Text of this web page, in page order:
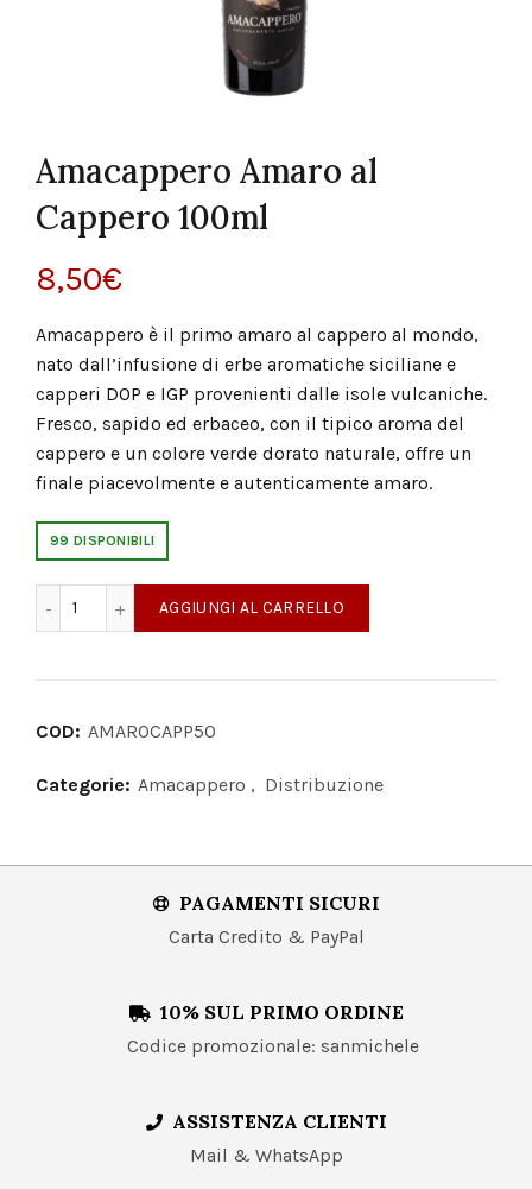
Amacappero Amaro al
Cappero 100ml
8,50€
Amacappero è il primo amaro al cappero al mondo,
nato dall’infusione di erbe aromatiche siciliane e
capperi DOP e IGP provenienti dalle isole vulcaniche.
Fresco, sapido ed erbaceo, con il tipico aroma del
cappero e un colore verde dorato naturale, offre un
finale piacevolmente e autenticamente amaro.
99 DISPONIBILI
AGGIUNGI AL CARRELLO
COD: AMAROCAPP50
Categorie: Amacappero , Distribuzione
PAGAMENTI SICURI
Carta Credito & PayPal
10% SUL PRIMO ORDINE
Codice promozionale: sanmichele
ASSISTENZA CLIENTI
Mail & WhatsApp